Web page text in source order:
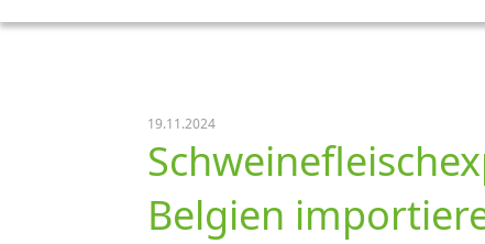
19.11.2024
Belgien